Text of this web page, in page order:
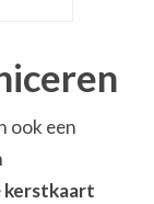
ook een
kerstkaart